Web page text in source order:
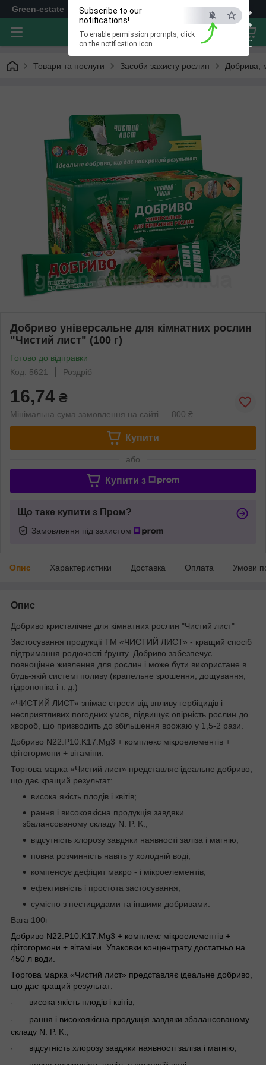
×
ESC
Subscribe to our
notifications!
To enable permission prompts, click
on the notification icon
Green-estate
Товари та послуги Засоби захисту рослин Добрива,
Добриво універсальне для кімнатних рослин
"Чистий лист" (100 г)
Готово до відправки
Код: 5621
Роздріб
16,74 ₴
Мінімальна сума замовлення на сайті — 800 ₴
Купити
або
Купити з
Що таке купити з Пром?
Замовлення під захистом
Опис Характеристики Доставка Оплата Умови
Опис
Добриво кристалічне для кімнатних рослин "Чистий лист"
Застосування продукції ТМ «ЧИСТИЙ ЛИСТ» - кращий спосіб
підтримання родючості ґрунту. Добриво забезпечує
повноцінне живлення для рослин і може бути використане в
будь-якій системі поливу (крапельне зрошення, дощування,
гідропоніка і т. д.)
«ЧИСТИЙ ЛИСТ» знімає стреси від впливу гербіцидів і
несприятливих погодних умов, підвищує опірність рослин до
хвороб, що призводить до збільшення врожаю у 1,5-2 рази.
Добриво N22:P10:K17:Mg3 + комплекс мікроелементів +
фітогормони + вітаміни.
Торгова марка «Чистий лист» представляє ідеальне добриво,
що дає кращий результат:
висока якість плодів і квітів;
рання і високоякісна продукція завдяки
збалансованому складу N. P. K.;
відсутність хлорозу завдяки наявності заліза і магнію;
повна розчинність навіть у холодній воді;
компенсує дефіцит макро - і мікроелементів;
ефективність і простота застосування;
сумісно з пестицидами та іншими добривами.
Вага 100г
Добриво N22:P10:K17:Mg3 + комплекс мікроелементів +
фітогормони + вітаміни. Упаковки концентрату достатньо на
450 л води.
Торгова марка «Чистий лист» представляє ідеальне добриво,
що дає кращий результат:
· висока якість плодів і квітів;
·
рання і високоякісна продукція завдяки збалансованому
складу N. P. K.;
· відсутність хлорозу завдяки наявності заліза і магнію;